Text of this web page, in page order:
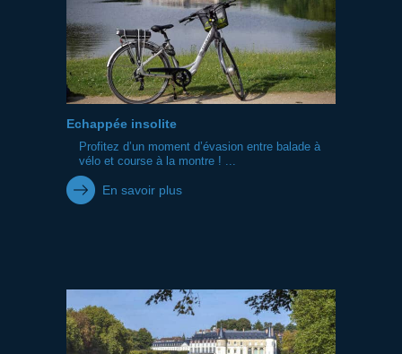
Echappée insolite
Profitez d’un moment d’évasion entre balade à
vélo et course à la montre ! ...
En savoir plus